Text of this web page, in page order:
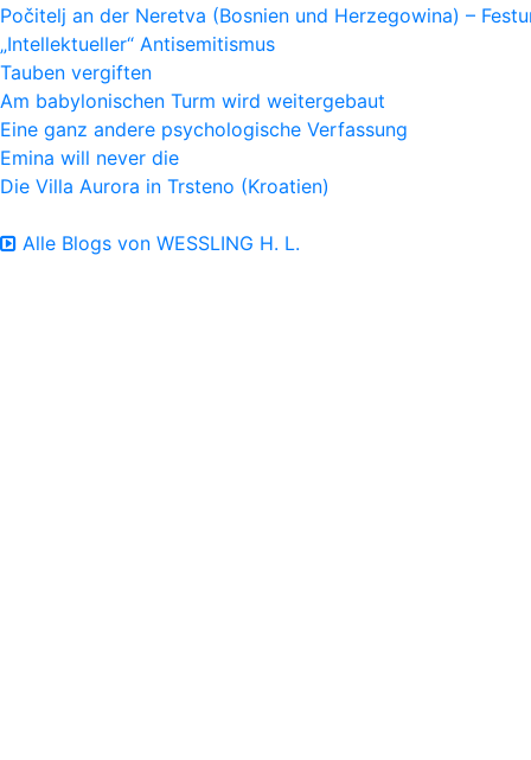
Počitelj an der Neretva (Bosnien und Herzegowina) –
„Intellektueller“ Antisemitismus
Tauben vergiften
Am babylonischen Turm wird weitergebaut
Eine ganz andere psychologische Verfassung
Emina will never die
Die Villa Aurora in Trsteno (Kroatien)
Alle Blogs von WESSLING H. L.